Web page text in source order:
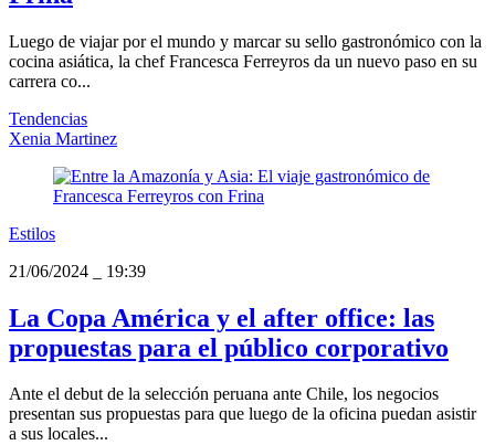
Luego de viajar por el mundo y marcar su sello gastronómico con la
cocina asiática, la chef Francesca Ferreyros da un nuevo paso en su
carrera co...
Tendencias
Xenia Martinez
Estilos
21/06/2024
19:39
La Copa América y el after office: las
propuestas para el público corporativo
Ante el debut de la selección peruana ante Chile, los negocios
presentan sus propuestas para que luego de la oficina puedan asistir
a sus locales...